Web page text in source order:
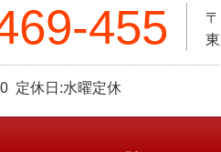
455
定休日:水曜定休